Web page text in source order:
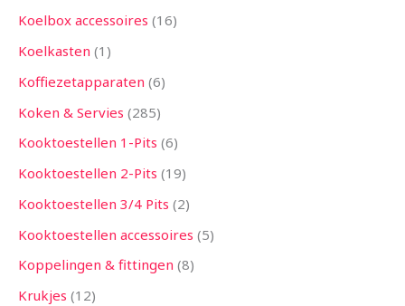
Koelbox accessoires 16
Koelkasten 1
Koffiezetapparaten 6
Koken & Servies 285
Kooktoestellen 1-Pits 6
Kooktoestellen 2-Pits 19
Kooktoestellen 3/4 Pits 2
Kooktoestellen accessoires 5
Koppelingen & fittingen 8
Krukjes 12